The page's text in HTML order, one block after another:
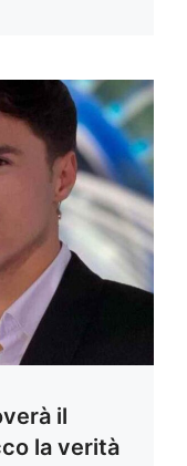
il
la verità